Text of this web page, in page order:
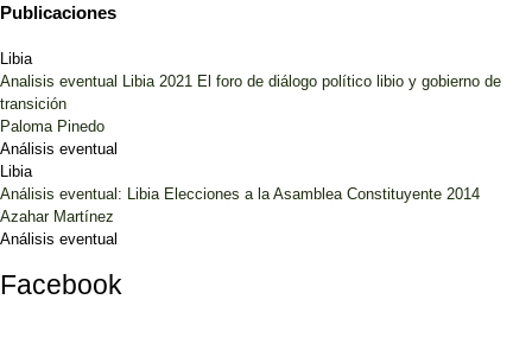
Publicaciones
Libia
Analisis eventual Libia 2021 El foro de diálogo político libio y gobierno de
transición
Paloma Pinedo
Análisis eventual
Libia
Análisis eventual: Libia Elecciones a la Asamblea Constituyente 2014
Azahar Martínez
Análisis eventual
Facebook